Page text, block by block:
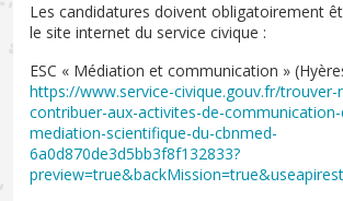
Les candidatures doivent obligatoirement
le site internet du service civique :
ESC « Médiation et communication »
https://www.service-civique.gouv.fr/
contribuer-aux-activites-de-
mediation-scientifique-du-cbnmed-
6a0d870de3d5bb3f8f132833?